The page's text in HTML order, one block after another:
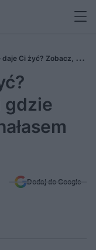
daje Ci żyć? Zobacz, co
gdzie
Dodaj do Google